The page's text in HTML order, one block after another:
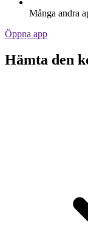
Många andra
Öppna app
Hämta den